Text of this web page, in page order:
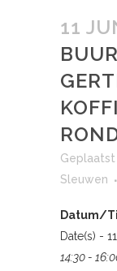
11
Geplaatst
Sleuwen
Datum/
Date(s) -
14:30 -